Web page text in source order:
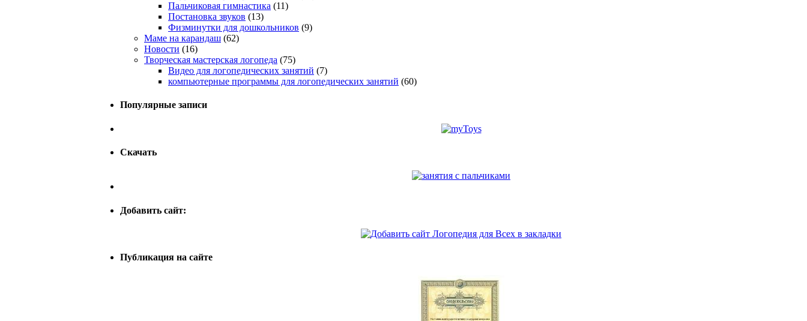
Пальчиковая гимнастика (11)
Постановка звуков (13)
Физминутки для дошкольников (9)
Маме на карандаш (62)
Новости (16)
Творческая мастерская логопеда (75)
Видео для логопедических занятий (7)
компьютерные программы для логопедических занятий (60)
Популярные записи
Скачать
Добавить сайт:
Публикация на сайте